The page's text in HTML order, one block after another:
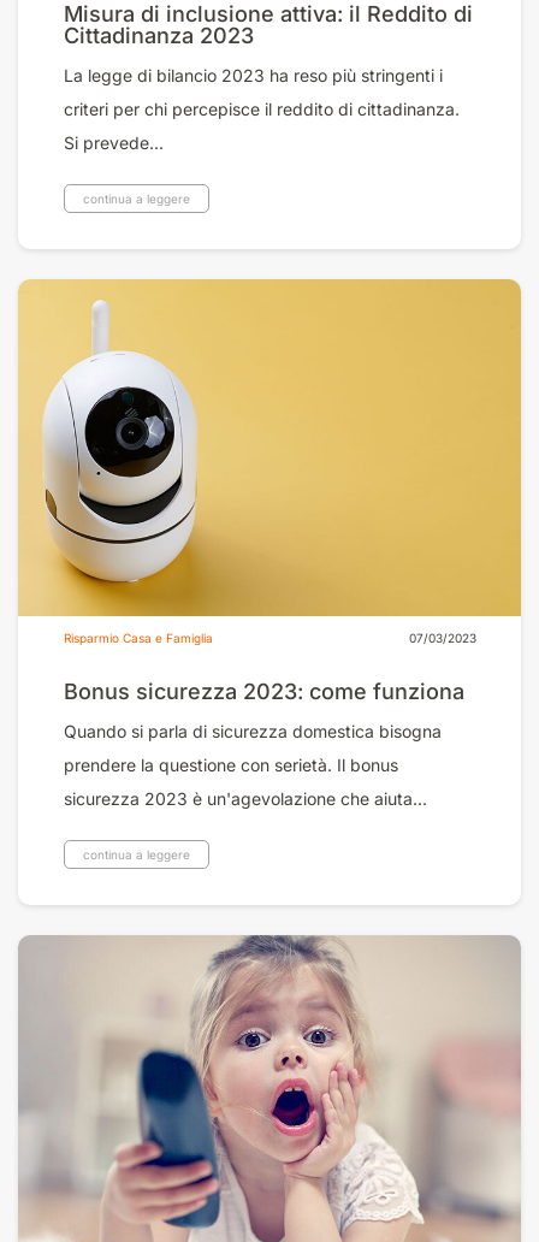
Misura di inclusione attiva: il Reddito di
Cittadinanza 2023
La legge di bilancio 2023 ha reso più stringenti i
criteri per chi percepisce il reddito di cittadinanza.
Si prevede...
continua a leggere
Risparmio Casa e Famiglia 07/03/2023
Bonus sicurezza 2023: come funziona
Quando si parla di sicurezza domestica bisogna
prendere la questione con serietà. Il bonus
sicurezza 2023 è un'agevolazione che aiuta...
continua a leggere